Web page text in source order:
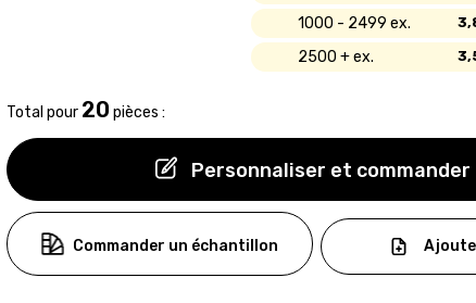
Personnaliser et commander
1000 - 2499
2500 +
Total pour 20 pièces :
Commander un échantillon